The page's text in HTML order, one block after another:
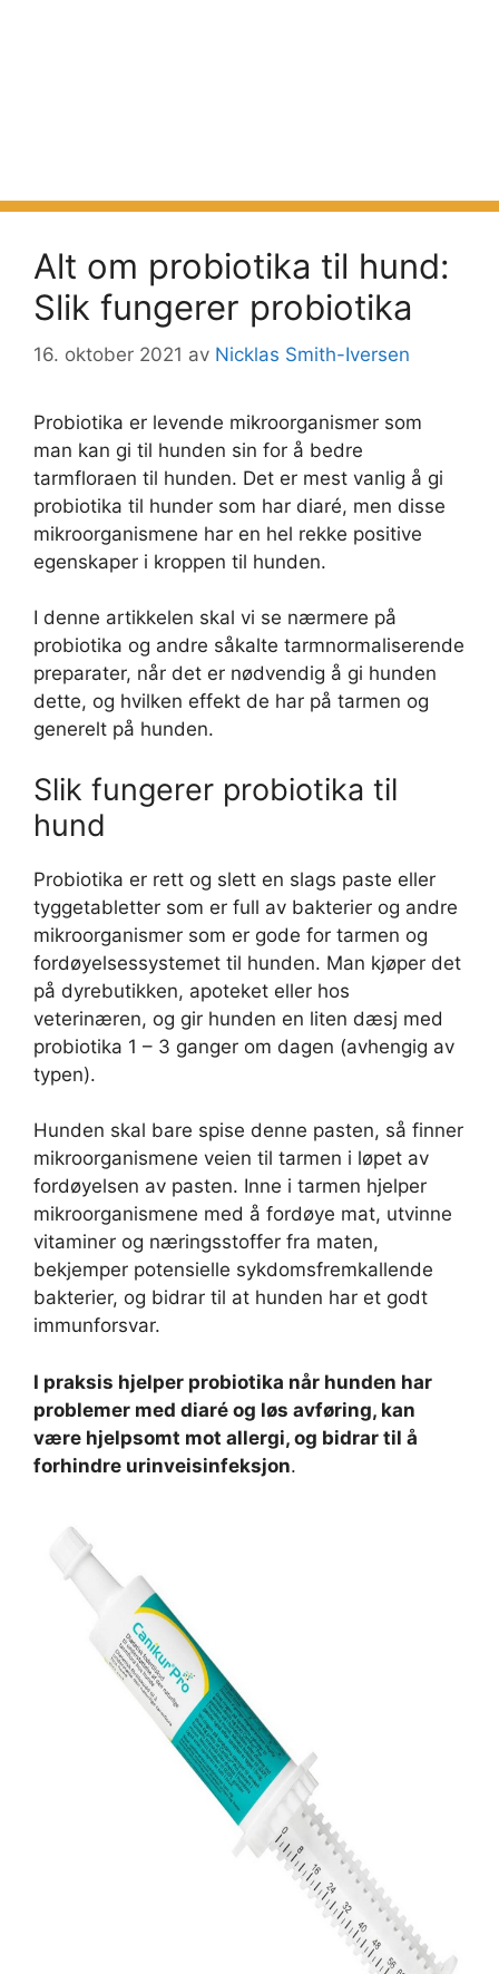
Alt om probiotika til hund:
Slik fungerer probiotika
16. oktober 2021 av Nicklas Smith-Iversen
Probiotika er levende mikroorganismer som
man kan gi til hunden sin for å bedre
tarmfloraen til hunden. Det er mest vanlig å gi
probiotika til hunder som har diaré, men disse
mikroorganismene har en hel rekke positive
egenskaper i kroppen til hunden.
I denne artikkelen skal vi se nærmere på
probiotika og andre såkalte tarmnormaliserende
preparater, når det er nødvendig å gi hunden
dette, og hvilken effekt de har på tarmen og
generelt på hunden.
Slik fungerer probiotika til
hund
Probiotika er rett og slett en slags paste eller
tyggetabletter som er full av bakterier og andre
mikroorganismer som er gode for tarmen og
fordøyelsessystemet til hunden. Man kjøper det
på dyrebutikken, apoteket eller hos
veterinæren, og gir hunden en liten dæsj med
probiotika 1 – 3 ganger om dagen (avhengig av
typen).
Hunden skal bare spise denne pasten, så finner
mikroorganismene veien til tarmen i løpet av
fordøyelsen av pasten. Inne i tarmen hjelper
mikroorganismene med å fordøye mat, utvinne
vitaminer og næringsstoffer fra maten,
bekjemper potensielle sykdomsfremkallende
bakterier, og bidrar til at hunden har et godt
immunforsvar.
I praksis hjelper probiotika når hunden har
problemer med diaré og løs avføring, kan
være hjelpsomt mot allergi, og bidrar til å
forhindre urinveisinfeksjon.